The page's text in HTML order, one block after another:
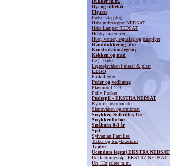
Dukker m.m.
Dyr og tilbehør
Figurer
Fødselsdagstog
Haba gulvtæpper NEDSAT
Haba Lamper NEDSAT
Hobby materialer
Huer, vanter, regnslag og paraplyer
Hånddukker og -dyr
Konstruktionslegetøj
Køkken og mad
Leg i badet
Legetøjsvåben i metal & plast
LEGO
Papkufferter
Perler og vedhæng
Playmobil 123
Polly Pocket
Puslespil - EKSTRA NEDSAT
Rytmik instrumenter
Skumvåben og armbrøst
Smykker, Solbriller, Ure
Smykketilbehør
Småbørn 0-3 år
Spil
Sylvanian Families
Tasker og Smykkeskrin
Tøjdyr
Udendørs legetøj EKSTRA NEDSAT
Udklædningstøj - EKSTRA NEDSAT
Ure, Højtalere m.m.